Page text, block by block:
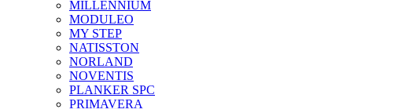
MILLENNIUM
MODULEO
MY STEP
NATISSTON
NORLAND
NOVENTIS
PLANKER SPC
PRIMAVERA